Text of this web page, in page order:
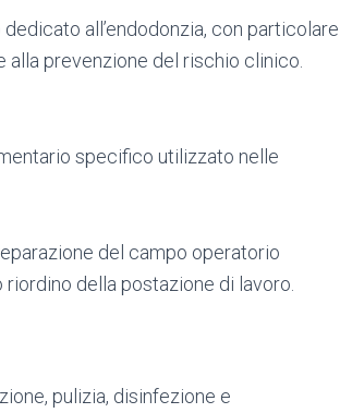
all’endodonzia, con particolare
prevenzione del rischio clinico.
specifico utilizzato nelle
del campo operatorio
della postazione di lavoro.
pulizia, disinfezione e